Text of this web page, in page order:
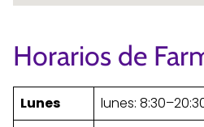
Horarios de
Lunes
lunes: